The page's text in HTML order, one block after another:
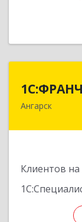
Ангарск
Клиентов